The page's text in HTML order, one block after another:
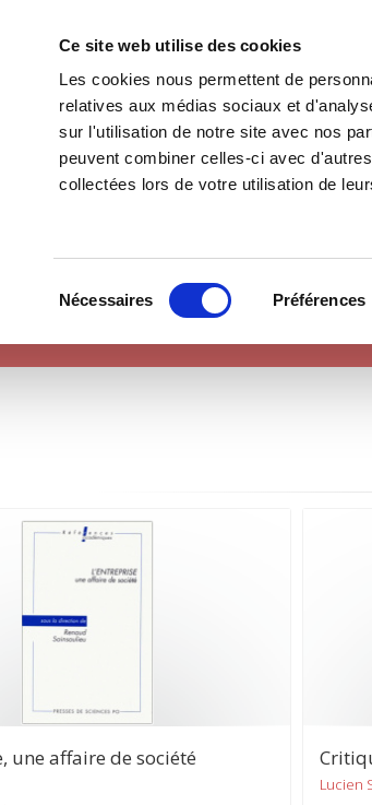
Ce site web utilise des cookies
Les cookies nous permettent de
relatives aux médias sociaux et
sur l'utilisation de notre site avec nos
peuvent combiner celles-ci avec
collectées lors de votre utilisation de
Nécessaires Préférences
Home
une affaire de société
Lucien